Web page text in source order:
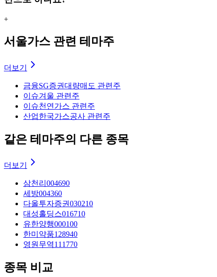
+
서울가스 관련 테마주
더보기
금융SG증권대량매도 관련주
이슈겨울 관련주
이슈천연가스 관련주
산업한국가스공사 관련주
같은 테마주의 다른 종목
더보기
삼천리 004690
세방004360
다올투자증권030210
대성홀딩스016710
유한양행000100
한미약품128940
영원무역111770
종목 비교